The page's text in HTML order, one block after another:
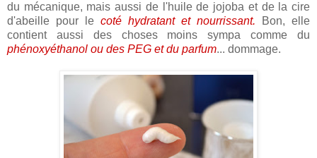
du mécanique, mais aussi de l'huile de jojoba et de la cire
d'abeille pour le coté hydratant et nourrissant. Bon, elle
contient aussi des choses moins sympa comme du
phénoxyéthanol ou des PEG et du parfum... dommage.